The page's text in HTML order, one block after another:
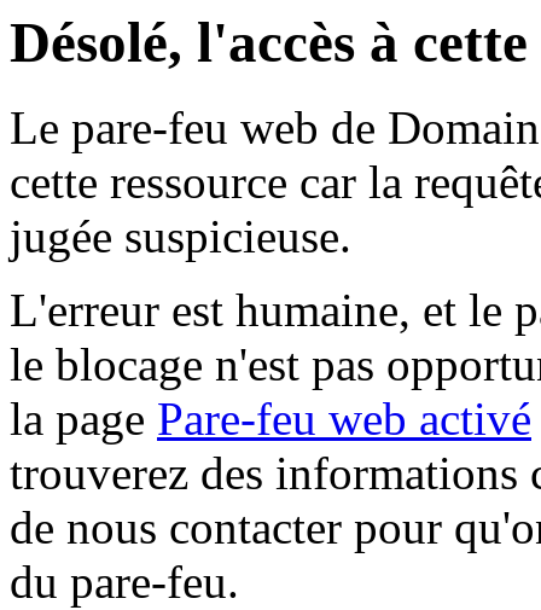
Désolé, l'accès à
Le pare-feu web de
cette ressource car la
jugée suspicieuse.
L'erreur est humaine, et le
le blocage n'est pas
la page Pare-feu web activé
trouverez des informations
de nous contacter pour
du pare-feu.